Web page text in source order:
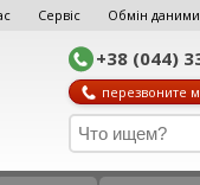
Сервіс Обмін даними
+38 (044)
перезвоните